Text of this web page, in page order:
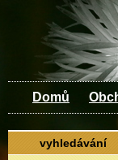
Domů
vyhledávání